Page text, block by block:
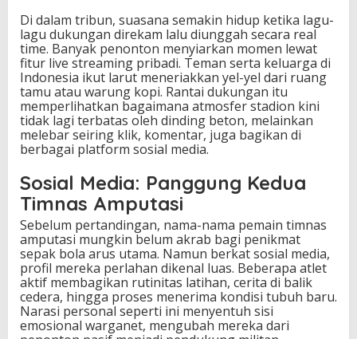
Di dalam tribun, suasana semakin hidup ketika lagu-
lagu dukungan direkam lalu diunggah secara real
time. Banyak penonton menyiarkan momen lewat
fitur live streaming pribadi. Teman serta keluarga di
Indonesia ikut larut meneriakkan yel-yel dari ruang
tamu atau warung kopi. Rantai dukungan itu
memperlihatkan bagaimana atmosfer stadion kini
tidak lagi terbatas oleh dinding beton, melainkan
melebar seiring klik, komentar, juga bagikan di
berbagai platform sosial media.
Sosial Media: Panggung Kedua
Timnas Amputasi
Sebelum pertandingan, nama-nama pemain timnas
amputasi mungkin belum akrab bagi penikmat
sepak bola arus utama. Namun berkat sosial media,
profil mereka perlahan dikenal luas. Beberapa atlet
aktif membagikan rutinitas latihan, cerita di balik
cedera, hingga proses menerima kondisi tubuh baru.
Narasi personal seperti ini menyentuh sisi
emosional warganet, mengubah mereka dari